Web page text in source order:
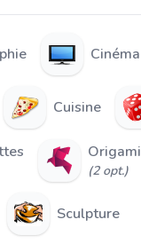
Cinéma
Cuisine
Origami
(2 opt.)
Sculpture